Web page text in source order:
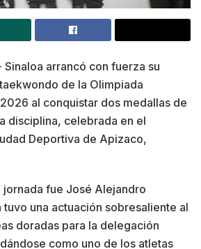
arrancó con fuerza su
de la Olimpiada
al conquistar dos medallas de
disciplina, celebrada en el
Deportiva de Apizaco,
jornada fue José Alejandro
una actuación sobresaliente al
doradas para la delegación
como uno de los atletas